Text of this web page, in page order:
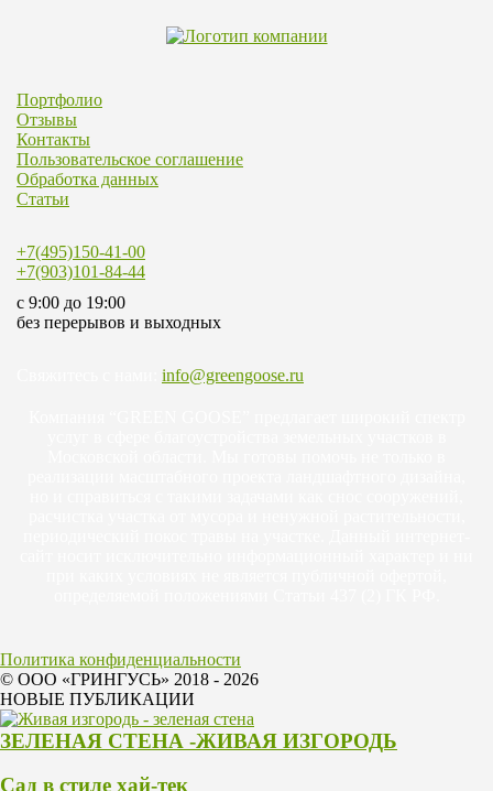
Портфолио
Отзывы
Контакты
Пользовательское соглашение
Обработка данных
Статьи
+7(495)150-41-00
+7(903)101-84-44
c 9:00 до 19:00
без перерывов и выходных
info@greengoose.ru
Политика конфиденциальности
© ООО «ГРИНГУСЬ» 2018 - 2026
НОВЫЕ ПУБЛИКАЦИИ
ЗЕЛЕНАЯ СТЕНА -ЖИВАЯ ИЗГОРОДЬ
Сад в стиле хай-тек